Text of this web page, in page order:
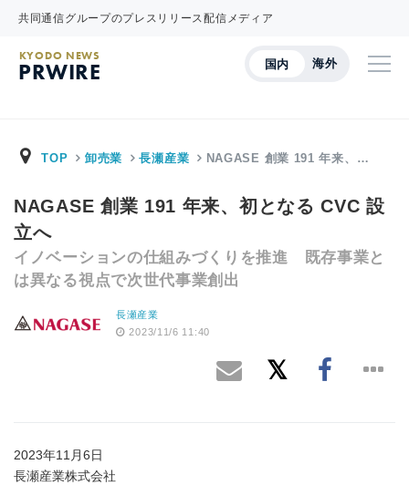
共同通信グループのプレスリリース配信メディア
国内 海外
KYODO NEWS
PRWIRE
TOP 卸売業 長瀬産業 NAGASE 創業 191 年来、…
NAGASE 創業 191 年来、初となる CVC 設
立へ
イノベーションの仕組みづくりを推進 既存事業と
は異なる視点で次世代事業創出
長瀬産業
2023/11/6 11:40
2023年11月6日
長瀬産業株式会社